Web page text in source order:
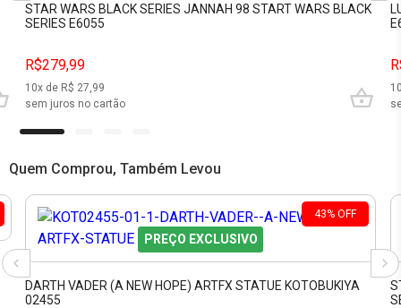
STAR WARS BLACK SERIES JANNAH 98 START WARS BLACK
SERIES E6055
R$279,99
10x de R$ 27,99
sem juros no cartão
Quem Comprou, Também Levou
43% OFF
PREÇO EXCLUSIVO
DARTH VADER (A NEW HOPE) ARTFX STATUE KOTOBUKIYA
02455